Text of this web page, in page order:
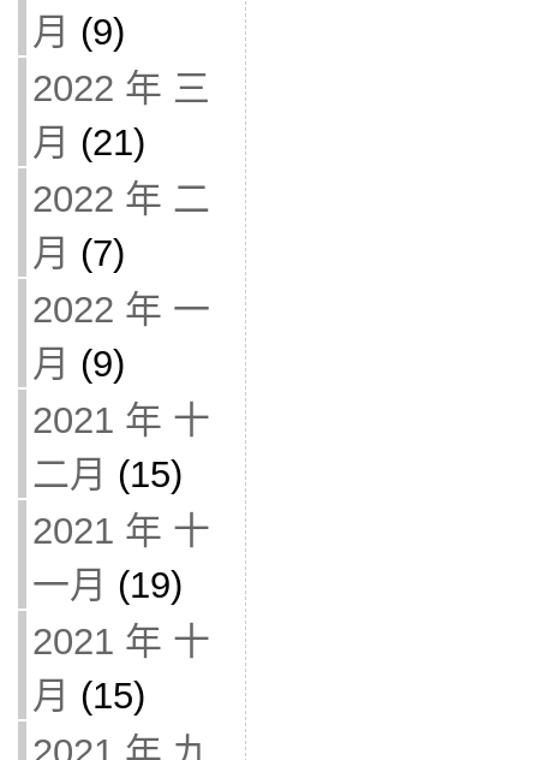
月 (9)
2022 年 三
月 (21)
2022 年 二
月 (7)
2022 年 一
月 (9)
2021 年 十
二月 (15)
2021 年 十
一月 (19)
2021 年 十
月 (15)